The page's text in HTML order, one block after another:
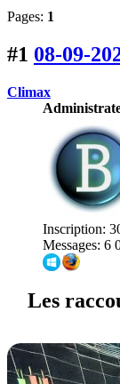
Pages: 1
#1 08-09-
Climax
Inscription:
Messages: 6
Les